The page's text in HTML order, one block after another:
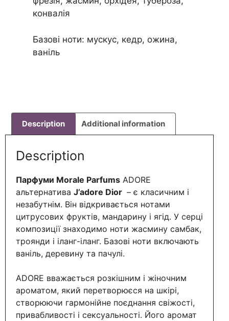
конвалія
Базові ноти: мускус, кедр, ожина,
ваніль
Description Additional information
Description
Парфуми Morale Parfums ADORE
альтернатива J’adore Dior – є класичним і
незабутнім. Він відкривається нотами
цитрусових фруктів, мандарину і ягід. У серці
композиції знаходимо ноти жасмину самбак,
троянди і іланг-іланг. Базові ноти включають
ваніль, деревину та пачулі.
ADORE вважається розкішним і жіночним
ароматом, який перетворюєся на шкірі,
створюючи гармонійне поєднання свіжості,
привабливості і сексуальності. Його аромат